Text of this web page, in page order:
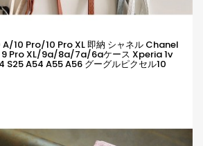
10 Pro/10 Pro XL 即納 シャネル Chanel
9 Pro XL/9a/8a/7a/6aケース Xperia 1v
S25 A54 A55 A56 グーグルピクセル10
17 15 16 Pro Maxケース
Xperia/Pixelなど全機種対応